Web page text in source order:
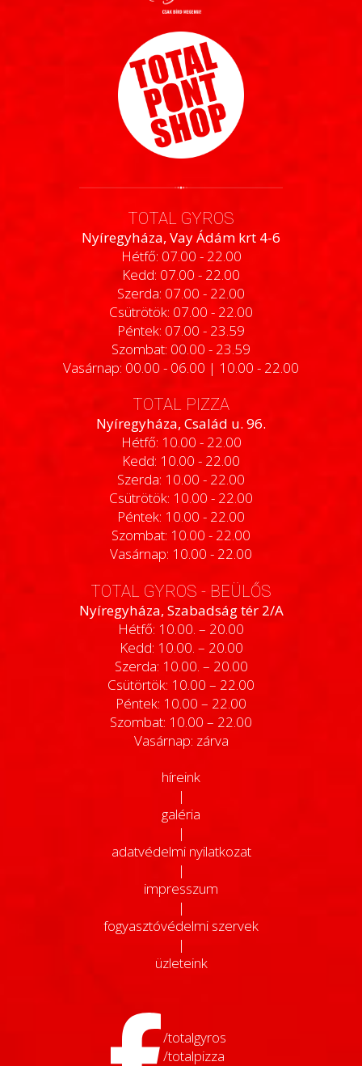
TOTAL GYROS
Nyíregyháza, Vay Ádám krt 4-6
Hétfő: 07.00 - 22.00
Kedd: 07.00 - 22.00
Szerda: 07.00 - 22.00
Csütrötök: 07.00 - 22.00
Péntek: 07.00 - 23.59
Szombat: 00.00 - 23.59
Vasárnap: 00.00 - 06.00 | 10.00 - 22.00
TOTAL PIZZA
Nyíregyháza, Család u. 96.
Hétfő: 10.00 - 22.00
Kedd: 10.00 - 22.00
Szerda: 10.00 - 22.00
Csütrötök: 10.00 - 22.00
Péntek: 10.00 - 22.00
Szombat: 10.00 - 22.00
Vasárnap: 10.00 - 22.00
TOTAL GYROS - BEÜLŐS
Nyíregyháza, Szabadság tér 2/A
Hétfő: 10.00. – 20.00
Kedd: 10.00. – 20.00
Szerda: 10.00. – 20.00
Csütörtök: 10.00 – 22.00
Péntek: 10.00 – 22.00
Szombat: 10.00 – 22.00
Vasárnap: zárva
híreink
|
galéria
|
adatvédelmi nyilatkozat
|
impresszum
|
fogyasztóvédelmi szervek
|
üzleteink
/totalgyros
/totalpizza